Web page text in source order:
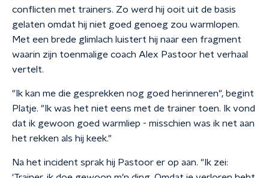
conflicten met trainers. Zo werd hij ooit uit de basis
gelaten omdat hij niet goed genoeg zou warmlopen.
Met een brede glimlach luistert hij naar een fragment
waarin zijn toenmalige coach Alex Pastoor het verhaal
vertelt.
"Ik kan me die gesprekken nog goed herinneren", begint
Platje. "Ik was het niet eens met de trainer toen. Ik vond
dat ik gewoon goed warmliep - misschien was ik net aan
het rekken als hij keek."
Na het incident sprak hij Pastoor er op aan. "Ik zei: